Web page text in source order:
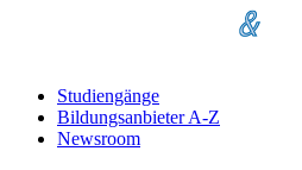
Studiengänge
Bildungsanbieter A-Z
Newsroom